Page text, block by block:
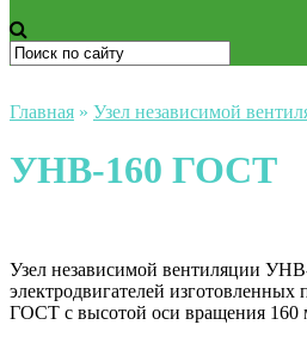
Главная » Узел независимой
УНВ-160 ГОСТ
Узел независимой вентиляции
электродвигателей изготовленных
ГОСТ с высотой оси вращения 160